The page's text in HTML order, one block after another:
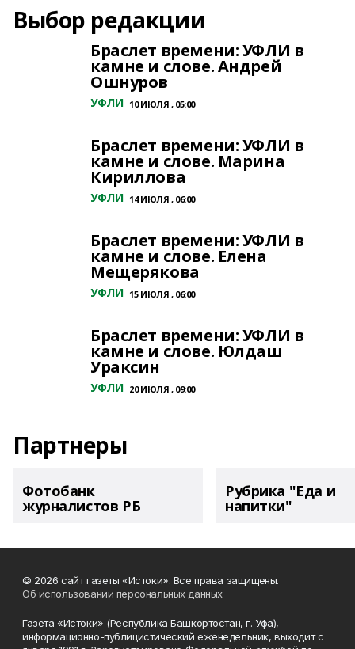
Выбор редакции
Браслет времени: УФЛИ в
камне и слове. Андрей
Ошнуров
УФЛИ 10 ИЮЛЯ , 05:00
Браслет времени: УФЛИ в
камне и слове. Марина
Кириллова
УФЛИ 14 ИЮЛЯ , 06:00
Браслет времени: УФЛИ в
камне и слове. Елена
Мещерякова
УФЛИ 15 ИЮЛЯ , 06:00
Браслет времени: УФЛИ в
камне и слове. Юлдаш
Ураксин
УФЛИ 20 ИЮЛЯ , 09:00
Партнеры
Фотобанк
журналистов РБ
Рубрика "Еда и
напитки"
© 2026 сайт газеты «Истоки». Все права защищены.
Об использовании персональных данных
Газета «Истоки» (Республика Башкортостан, г. Уфа),
информационно-публицистический еженедельник, выходит с